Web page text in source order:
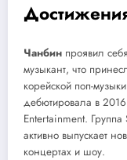
Чанбин проявил
музыкант, что
корейской поп-
дебютировала в 2016
Entertainment.
активно выпускает
концертах и шоу.